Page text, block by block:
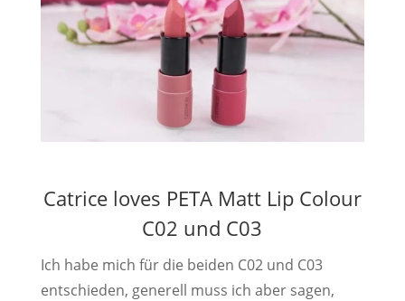
Catrice loves PETA Matt Lip Colour
C02 und C03
Ich habe mich für die beiden C02 und C03
entschieden, generell muss ich aber sagen,